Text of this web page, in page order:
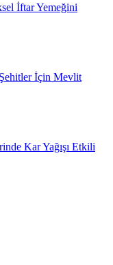
İftar Yemeğini
İçin Mevlit
Kar Yağışı Etkili